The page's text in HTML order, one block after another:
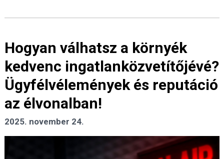
Hogyan válhatsz a környék
kedvenc ingatlanközvetítőjévé?
Ügyfélvélemények és reputáció
az élvonalban!
2025. november 24.